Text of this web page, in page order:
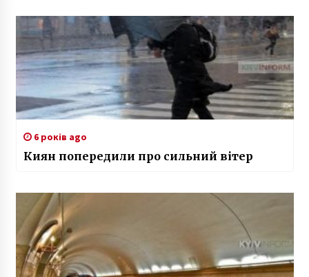
6 років ago
Киян попередили про сильний вітер